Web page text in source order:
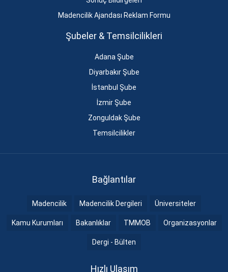
Madencilik Ajandası Reklam Formu
Şubeler & Temsilcilikleri
Adana Şube
Diyarbakır Şube
İstanbul Şube
İzmir Şube
Zonguldak Şube
Temsilcilikler
Bağlantılar
Madencilik Madencilik Dergileri Üniversiteler
Kamu Kurumları Bakanlıklar TMMOB Organizasyonlar
Dergi - Bülten
Hızlı Ulaşım